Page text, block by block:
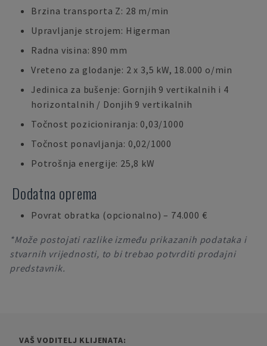
Brzina transporta Z: 28 m/min
Upravljanje strojem: Higerman
Radna visina: 890 mm
Vreteno za glodanje: 2 x 3,5 kW, 18.000 o/min
Jedinica za bušenje: Gornjih 9 vertikalnih i 4
horizontalnih / Donjih 9 vertikalnih
Točnost pozicioniranja: 0,03/1000
Točnost ponavljanja: 0,02/1000
Potrošnja energije: 25,8 kW
Dodatna oprema
Povrat obratka (opcionalno) – 74.000 €
*Može postojati razlike između prikazanih podataka i
stvarnih vrijednosti, to bi trebao potvrditi prodajni
predstavnik.
VAŠ VODITELJ KLIJENATA: